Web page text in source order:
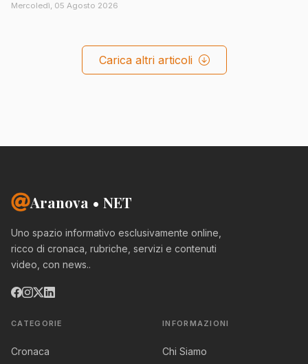
Mercoledì, 05 Agosto 2026
Carica altri articoli
Aranova • NET
Uno spazio informativo esclusivamente online,
ricco di cronaca, rubriche, servizi e contenuti
video, con news..
CATEGORIE
Cronaca
INFORMAZIONI
Chi Siamo